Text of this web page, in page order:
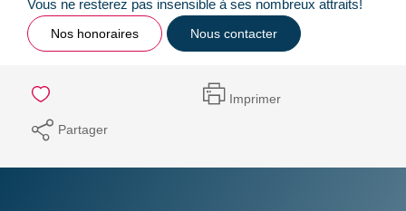
Vous ne resterez pas insensible à ses nombreux attraits!
Nos honoraires Nous contacter
Imprimer
Partager